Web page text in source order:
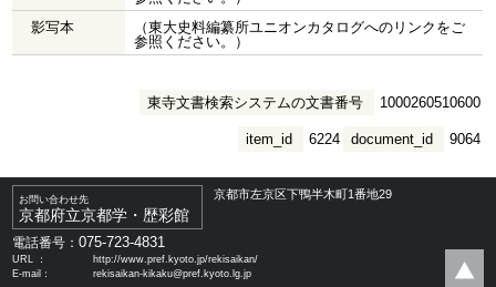
影写本
（東大史料編纂所ユニオンカタログへのリンクをご
参照ください。）
東寺文書検索システムの文書番号 1000260510600
document_id 9064
item_id 6224
お問い合わせ先
京都府立京都学・歴彩館
京都市左京区下鴨半木町1番地29
電話番号：075-723-4831
URL ：
http://www.pref.kyoto.jp/rekisaikan/
E-mail：
rekisaikan-kikaku@pref.kyoto.lg.jp